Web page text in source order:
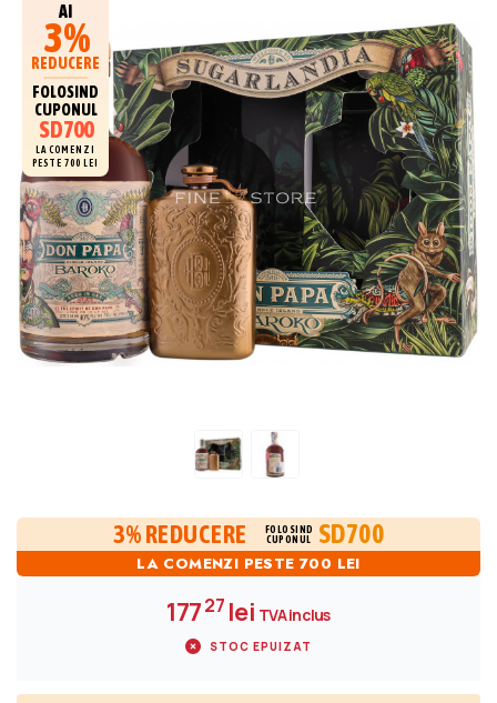
AI
3%
REDUCERE
FOLOSIND
CUPONUL
SD700
LA COMENZI
PESTE 700 LEI
3% REDUCERE
FOLOSIND
CUPONUL
SD700
LA COMENZI PESTE 700 LEI
17727lei TVA inclus
STOC EPUIZAT